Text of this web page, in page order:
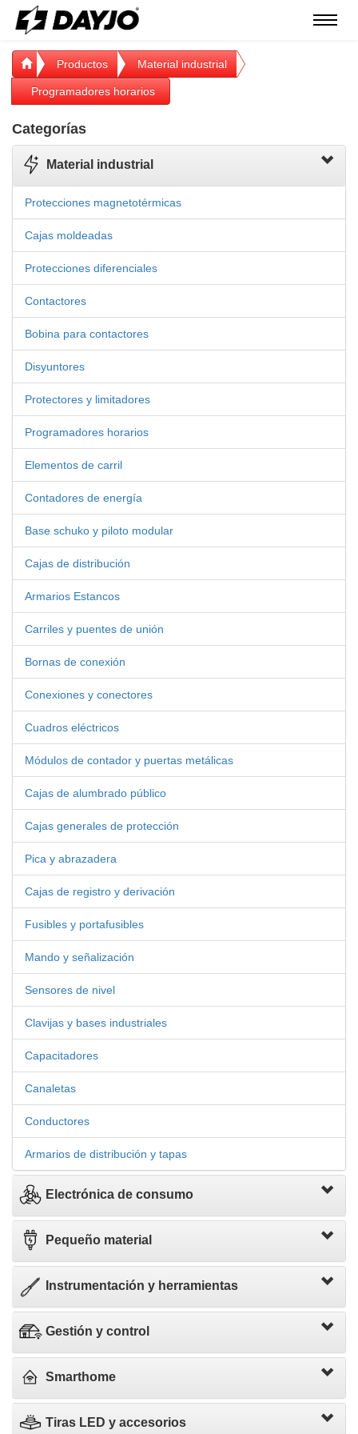
Menú
Productos Material industrial
Programadores horarios
Categorías
Material industrial
Protecciones magnetotérmicas
Cajas moldeadas
Protecciones diferenciales
Contactores
Bobina para contactores
Disyuntores
Protectores y limitadores
Programadores horarios
Elementos de carril
Contadores de energía
Base schuko y piloto modular
Cajas de distribución
Armarios Estancos
Carriles y puentes de unión
Bornas de conexión
Conexiones y conectores
Cuadros eléctricos
Módulos de contador y puertas metálicas
Cajas de alumbrado público
Cajas generales de protección
Pica y abrazadera
Cajas de registro y derivación
Fusibles y portafusibles
Mando y señalización
Sensores de nivel
Clavijas y bases industriales
Capacitadores
Canaletas
Conductores
Armarios de distribución y tapas
Electrónica de consumo
Pequeño material
Instrumentación y herramientas
Gestión y control
Smarthome
Tiras LED y accesorios